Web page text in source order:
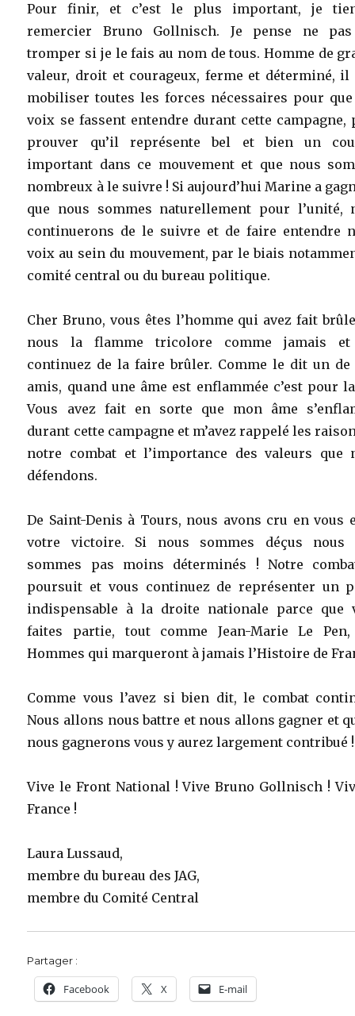
Pour finir, et c’est le plus important, je
remercier Bruno Gollnisch. Je pense ne
tromper si je le fais au nom de tous. Homme de
valeur, droit et courageux, ferme et déterminé, il
mobiliser toutes les forces nécessaires pour
voix se fassent entendre durant cette campagne,
prouver qu’il représente bel et bien un
important dans ce mouvement et que nous
nombreux à le suivre ! Si aujourd’hui Marine a
que nous sommes naturellement pour l’unité,
continuerons de le suivre et de faire entendre
voix au sein du mouvement, par le biais
comité central ou du bureau politique.
Cher Bruno, vous êtes l’homme qui avez fait
nous la flamme tricolore comme jamais
continuez de la faire brûler. Comme le dit un de
amis, quand une âme est enflammée c’est pour
Vous avez fait en sorte que mon âme
durant cette campagne et m’avez rappelé les
notre combat et l’importance des valeurs que
défendons.
De Saint-Denis à Tours, nous avons cru en vous
votre victoire. Si nous sommes déçus nous
sommes pas moins déterminés ! Notre
poursuit et vous continuez de représenter un
indispensable à la droite nationale parce que
faites partie, tout comme Jean-Marie Le Pen,
Hommes qui marqueront à jamais l’Histoire de
Comme vous l’avez si bien dit, le combat
Nous allons nous battre et nous allons gagner et
nous gagnerons vous y aurez largement contribué !
Vive le Front National ! Vive Bruno Gollnisch !
France !
Laura Lussaud,
membre du bureau des JAG,
membre du Comité Central
Partager :
Facebook X E-mail